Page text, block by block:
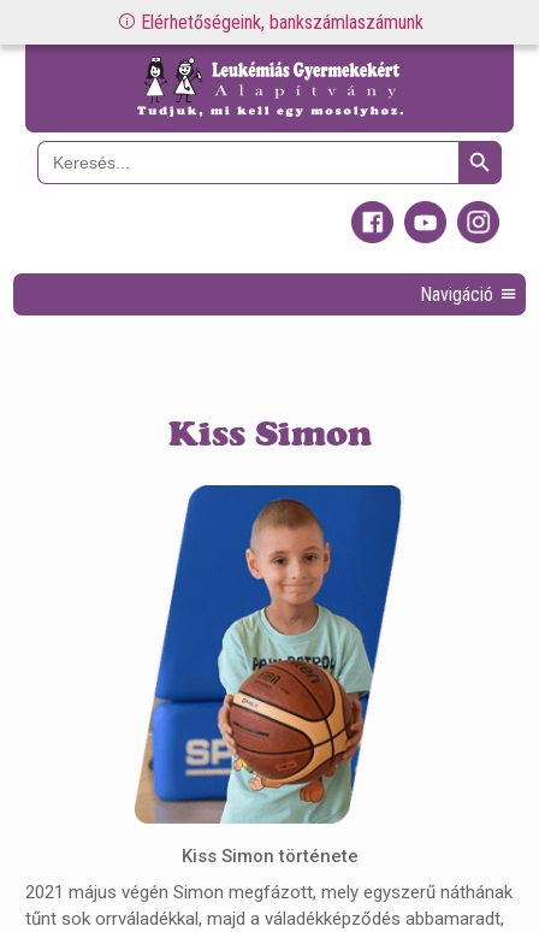
Elérhetőségeink, bankszámlaszámunk
Search
for:
Search Button
Navigáció
Kiss Simon
Kiss Simon története
2021 május végén Simon megfázott, mely egyszerű náthának
tűnt sok orrváladékkal, majd a váladékképződés abbamaradt,